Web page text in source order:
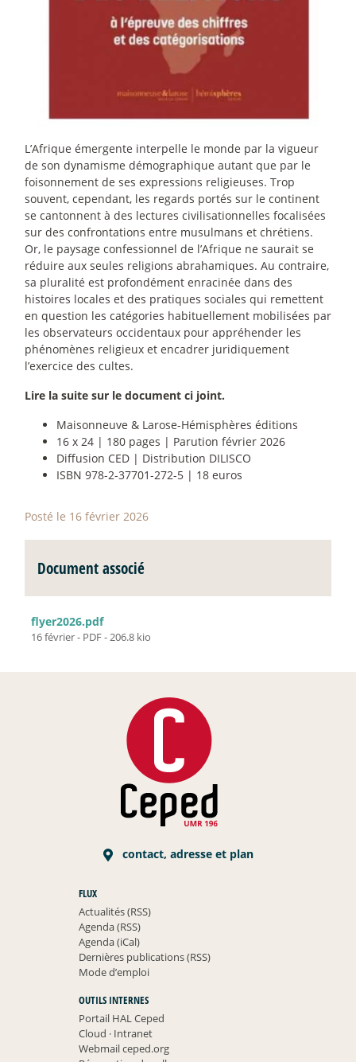
L’Afrique émergente interpelle le monde par la vigueur
de son dynamisme démographique autant que par le
foisonnement de ses expressions religieuses. Trop
souvent, cependant, les regards portés sur le continent
se cantonnent à des lectures civilisationnelles focalisées
sur des confrontations entre musulmans et chrétiens.
Or, le paysage confessionnel de l’Afrique ne saurait se
réduire aux seules religions abrahamiques. Au contraire,
sa pluralité est profondément enracinée dans des
histoires locales et des pratiques sociales qui remettent
en question les catégories habituellement mobilisées par
les observateurs occidentaux pour appréhender les
phénomènes religieux et encadrer juridiquement
l’exercice des cultes.
Lire la suite sur le document ci joint.
Maisonneuve & Larose-Hémisphères éditions
16 x 24 | 180 pages | Parution février 2026
Diffusion CED | Distribution DILISCO
ISBN 978-2-37701-272-5 | 18 euros
Posté le 16 février 2026
Document associé
flyer2026.pdf
16 février- PDF-206.8 kio
contact, adresse et plan
FLUX
Actualités (RSS)
Agenda (RSS)
Agenda (iCal)
Dernières publications (RSS)
Mode d’emploi
OUTILS INTERNES
Portail HAL Ceped
Cloud ·Intranet
Webmail ceped.org